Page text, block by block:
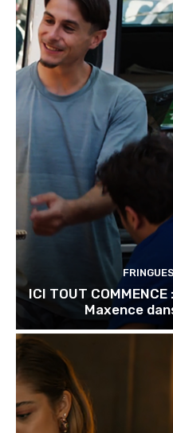
ICI TOUT
Maxence